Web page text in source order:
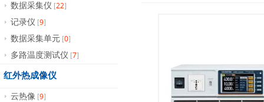
数据采集仪 [22]
记录仪 [9]
数据采集单元 [0]
多路温度测试仪 [7]
红外热成像仪
云热像 [9]